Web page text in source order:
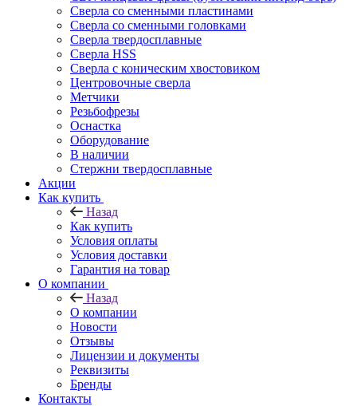
Сверла со сменными пластинами
Сверла со сменными головками
Сверла твердосплавные
Сверла HSS
Сверла с коническим хвостовиком
Центровочные сверла
Метчики
Резьбофрезы
Оснастка
Оборудование
В наличии
Стержни твердосплавные
Акции
Как купить
Назад
Как купить
Условия оплаты
Условия доставки
Гарантия на товар
О компании
Назад
О компании
Новости
Отзывы
Лицензии и документы
Реквизиты
Бренды
Контакты